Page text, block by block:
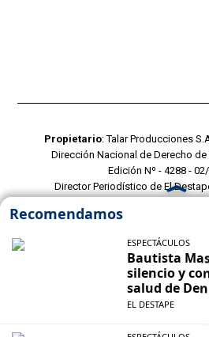
Propietario: Talar Producciones
Dirección Nacional de Derecho de
Edición Nº - 4288 -
Director Periodístico de El
POLITICAS DE
CONTACTO
CONTACTO